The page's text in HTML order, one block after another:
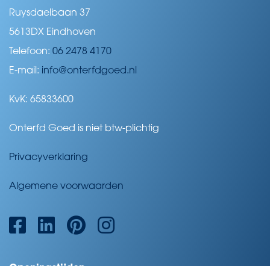
Ruysdaelbaan 37
5613DX Eindhoven
Telefoon: 06 2478 4170
E-mail: info@onterfdgoed.nl
KvK: 65833600
Onterfd Goed is niet btw-plichtig
Privacyverklaring
Algemene voorwaarden